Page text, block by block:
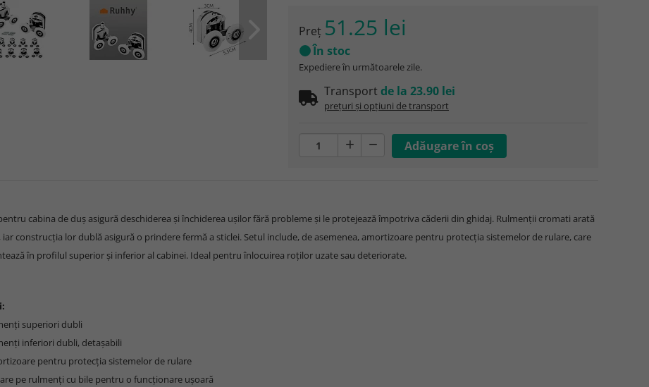
Preţ 51.25 lei
În stoc
Expediere în următoarele zile.
Transport de la 23.90 lei
prețuri și opțiuni de transport
cabina de duș asigură deschiderea și închiderea ușilor fără probleme și le protejează împotriva căderii din ghidaj. Rulmenții cromati arată
iar construcția lor dublă asigură o prindere fermă a sticlei. Setul include, de asemenea, amortizoare pentru protecția sistemelor de rulare, care
în profilul superior și inferior al cabinei. Ideal pentru înlocuirea roților uzate sau deteriorate.
superiori dubli
inferiori dubli, detașabili
pentru protecția sistemelor de rulare
pe rulmenți cu bile pentru o funcționare ușoară